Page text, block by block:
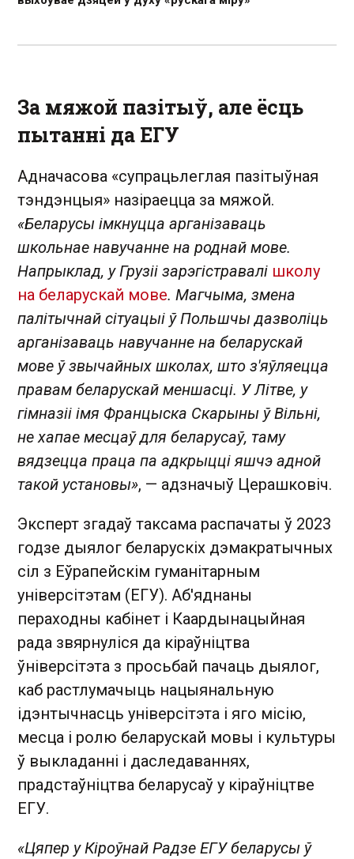
За мяжой пазітыў, але ёсць
пытанні да ЕГУ
Адначасова «супрацьлеглая пазітыўная
тэндэнцыя» назіраецца за мяжой.
«Беларусы імкнуцца арганізаваць
школьнае навучанне на роднай мове.
Напрыклад, у Грузіі зарэгістравалі школу
на беларускай мове. Магчыма, змена
палітычнай сітуацыі ў Польшчы дазволіць
арганізаваць навучанне на беларускай
мове ў звычайных школах, што з'яўляецца
правам беларускай меншасці. У Літве, у
гімназіі імя Францыска Скарыны ў Вільні,
не хапае месцаў для беларусаў, таму
вядзецца праца па адкрыцці яшчэ адной
такой установы», — адзначыў Церашковіч.
Эксперт згадаў таксама распачаты ў 2023
годзе дыялог беларускіх дэмакратычных
сіл з Еўрапейскім гуманітарным
універсітэтам (ЕГУ). Аб'яднаны
пераходны кабінет і Каардынацыйная
рада звярнуліся да кіраўніцтва
ўніверсітэта з просьбай пачаць дыялог,
каб растлумачыць нацыянальную
ідэнтычнасць універсітэта і яго місію,
месца і ролю беларускай мовы і культуры
ў выкладанні і даследаваннях,
прадстаўніцтва беларусаў у кіраўніцтве
ЕГУ.
«Цяпер у Кіроўнай Радзе ЕГУ беларусы ў